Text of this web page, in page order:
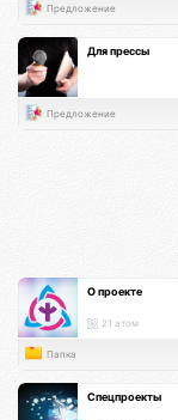
Предложение
Для прессы
Предложение
О проекте
21 атом
Папка
Спецпроекты